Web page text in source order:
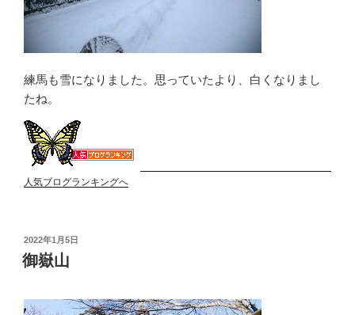
練馬も雪になりました。思っていたより、白くなりまし
たね。
人気ブログランキングへ
投
稿
日:
2022年1月5日
御嶽山